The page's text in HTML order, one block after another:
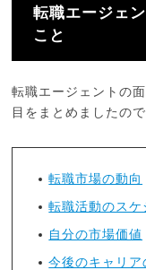
転職エージェ
こと
転職エージェントの
目をまとめましたの
転職市場の動向
転職活動のスケ
自分の市場価値
今後のキャリア